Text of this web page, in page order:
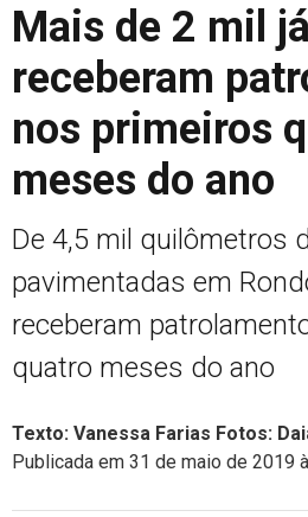
Mais de 2 mil já
receberam
nos primeiros
meses do ano
De 4,5 mil quilômetros
pavimentadas em
receberam
quatro meses do ano
Texto: Vanessa Farias Fotos:
Publicada em 31 de maio de 2019